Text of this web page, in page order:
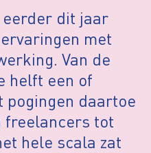
eerder dit jaar
met
Van de
helft een of
pogingen daartoe
freelancers tot
hele scala zat